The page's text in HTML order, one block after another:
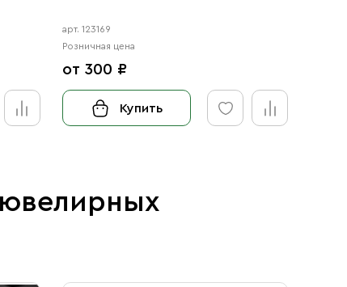
арт. 123169
Розничная цена
от 300 ₽
Купить